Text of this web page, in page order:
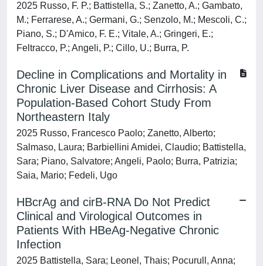
2025 Russo, F. P.; Battistella, S.; Zanetto, A.; Gambato,
M.; Ferrarese, A.; Germani, G.; Senzolo, M.; Mescoli, C.;
Piano, S.; D'Amico, F. E.; Vitale, A.; Gringeri, E.;
Feltracco, P.; Angeli, P.; Cillo, U.; Burra, P.
Decline in Complications and Mortality in
Chronic Liver Disease and Cirrhosis: A
Population‐Based Cohort Study From
Northeastern Italy
2025 Russo, Francesco Paolo; Zanetto, Alberto;
Salmaso, Laura; Barbiellini Amidei, Claudio; Battistella,
Sara; Piano, Salvatore; Angeli, Paolo; Burra, Patrizia;
Saia, Mario; Fedeli, Ugo
HBcrAg and cirB‐RNA Do Not Predict
Clinical and Virological Outcomes in
Patients With HBeAg‐Negative Chronic
Infection
2025 Battistella, Sara; Leonel, Thais; Pocurull, Anna;